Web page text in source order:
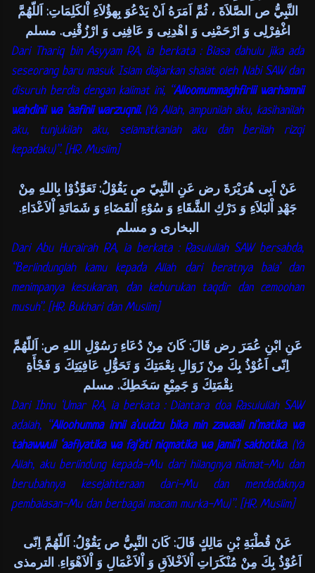
النَّبِيُّ ص الصَّلاَةَ ، ثُمَّ اَمَرَهُ اَنْ يَدْعُوَ بِهؤُلاَءِ اْلكَلِمَاتِ: اَللّهُمَّ
اغْفِرْلِى وَ ارْحَمْنِى وَ اهْدِنِى وَ عَافِنِى وَ ارْزُقْنِى. مسلم
Dari Thariq bin Asyyam RA, ia berkata : Biasa dahulu jika ada
seseorang baru masuk Islam diajarkan shalat oleh Nabi SAW dan
disuruh berdia dengan kalimat ini, “Alloomummaghfirlii warhamnii
wahdinii wa ‘aafinii warzuqnii.(Ya Allah, ampunilah aku, kasihanilah
aku, tunjukilah aku, selamatkanlah aku dan berilah rizqi
kepadaku)”. [HR. Muslim]
عَنْ اَبِى هُرَيْرَةَ رض عَنِ النَّبِيّ ص يَقُوْلُ: تَعَوَّذُوْا بِاللهِ مِنْ
جَهْدِ اْلبَلاَءِ وَ دَرْكِ الشَّقَاءِ وَ سُوْءِ اْلقَضَاءِ وَ شَمَاتَةِ اْلاَعْدَاءِ.
البخارى و مسلم
Dari Abu Hurairah RA, ia berkata : Rasulullah SAW bersabda,
“Berlindunglah kamu kepada Allah dari beratnya bala’ dan
menimpanya kesukaran, dan keburukan taqdir dan cemoohan
musuh”. [HR. Bukhari dan Muslim]
عَنِ ابْنِ عُمَرَ رض قَالَ: كَانَ مِنْ دُعَاءِ رَسُوْلِ اللهِ ص: اَللّهُمَّ
اِنّى اَعُوْذُ بِكَ مِنْ زَوَالِ نِعْمَتِكَ وَ تَحَوُّلِ عَافِيَتِكَ وَ فَجْأَةِ
نِقْمَتِكَ وَ جَمِيْعِ سَخَطِكَ. مسلم
Dari Ibnu ‘Umar RA, ia berkata : Diantara doa Rasulullah SAW
adalah, “Alloohumma innii a’uudzu bika min zawaali ni’matika wa
tahawwuli ‘aafiyatika wa faj’ati niqmatika wa jamii’i sakhotika. (Ya
Allah, aku berlindung kepada-Mu dari hilangnya nikmat-Mu dan
berubahnya kesejahteraan dari-Mu dan mendadaknya
pembalasan-Mu dan berbagai macam murka-Mu)”. [HR. Muslim]
عَنْ قُطْبَةِ بْنِ مَالِكٍ قَالَ: كَانَ النَّبِيُّ ص يَقُوْلُ: اَللّهُمَّ اِنّى
اَعُوْذُ بِكَ مِنْ مُنْكَرَاتِ اْلاَخْلاَقِ وَ اْلاَعْمَالِ وَ اْلاَهْوَاءِ. الترمذى